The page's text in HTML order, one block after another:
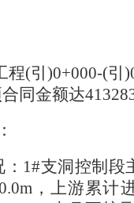
程(引)0+000-(引
同金额达
1#支洞控制段
，上游累计